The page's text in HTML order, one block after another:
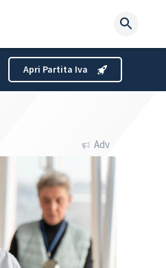
Apri Partita Iva
Adv